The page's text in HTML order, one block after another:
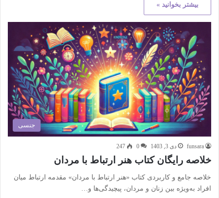
بیشتر بخوانید »
جنسی
funsara دی 3, 1403 0
247
خلاصه رایگان کتاب هنر ارتباط با مردان
خلاصه جامع و کاربردی کتاب «هنر ارتباط با مردان» مقدمه ارتباط میان
افراد به‌ویژه بین زنان و مردان، پیچیدگی‌ها و…